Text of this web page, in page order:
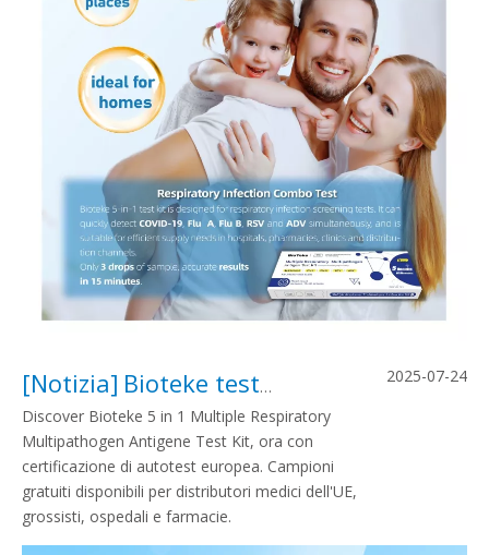
[Notizia] Bioteke test 5 in 1: un cambio di gioco nei mercati auto-test dell'UE
Discover Bioteke 5 in 1 Multiple Respiratory
Multipathogen Antigene Test Kit, ora con
certificazione di autotest europea. Campioni
gratuiti disponibili per distributori medici dell'UE,
grossisti, ospedali e farmacie.
2025-07-24